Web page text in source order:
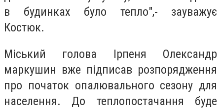
в будинках було тепло",- зауважує
Костюк.
Міський голова Ірпеня Олександр
маркушин вже підписав розпорядження
про початок опалювального сезону для
населення. До теплопостачання буде